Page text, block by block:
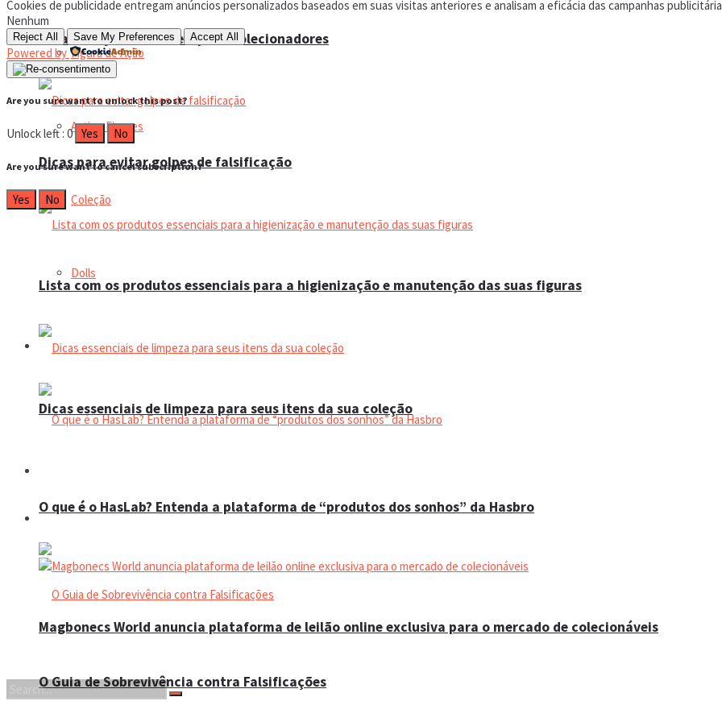
Figura de Ação
Action Figures
Coleção
Dolls
Manual do colecionador
O que é o HasLab? Entenda a plataforma de “produtos dos sonhos” da Hasbro
O Guia de Sobrevivência contra Falsificações
Guia de Lojas Confiáveis para Colecionadores
Dicas para evitar golpes de falsificação
Lista com os produtos essenciais para a higienização e manutenção das suas figuras
Dicas essenciais de limpeza para seus itens da sua coleção
Eventos
Magbonecs World anuncia plataforma de leilão online exclusiva para o mercado de colecionáveis
Cookies de publicidade entregam anúncios personalizados baseados em suas visitas anteriores e analisam a eficácia das campanhas
Nenhum
Reject All Save My Preferences Accept All
Powered by
Are you sure want to unlock this post?
Unlock left : 0 Yes No
Are you sure want to cancel subscription?
Yes No